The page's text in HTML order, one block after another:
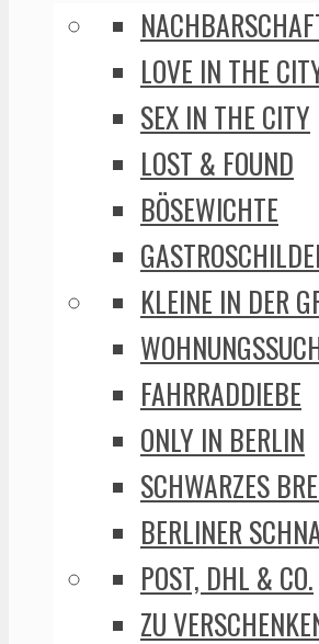
LOVE IN THE
SEX IN THE CITY
LOST & FOUND
BÖSEWICHTE
KLEINE IN DER
FAHRRADDIEBE
ONLY IN BERLIN
SCHWARZES
BERLINER
POST, DHL & CO.
ZU